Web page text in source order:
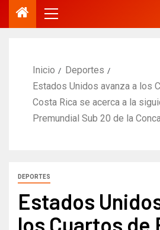
Inicio
Deportes
Estados Unidos avanza a los
Costa Rica se acerca a la
Premundial Sub 20 de la
DEPORTES
Estados
los Cuartos de